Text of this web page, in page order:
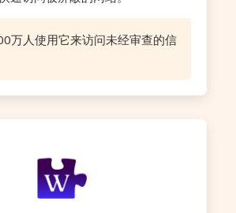
万人使用它来访问未经审查的信